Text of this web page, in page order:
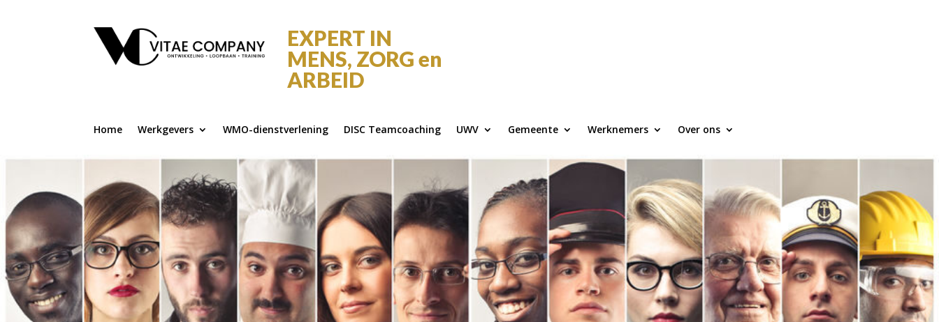
EXPERT IN
MENS, ZORG en
ARBEID
Home Werkgevers WMO-dienstverlening DISC Teamcoaching UWV Gemeente Werknemers Over ons